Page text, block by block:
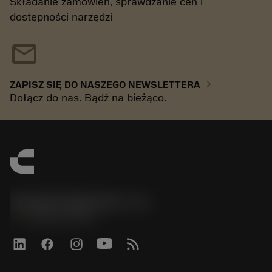
dostępności narzędzi
mail
ZAPISZ SIĘ DO NASZEGO NEWSLETTERA chevron_right
Dołącz do nas. Bądź na bieżąco.